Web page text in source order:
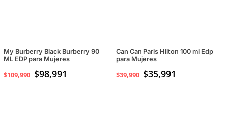
My Burberry Black Burberry 90
ML EDP para Mujeres
$109,990 $98,991
Can Can Paris Hilton 100 ml Edp
para Mujeres
$39,990 $35,991